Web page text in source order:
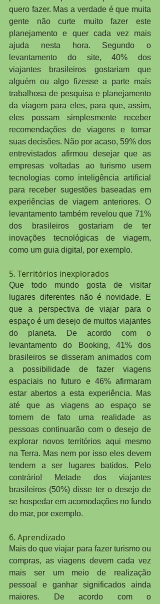
quero fazer. Mas a verdade é que muita
gente não curte muito fazer este
planejamento e quer cada vez mais
ajuda nesta hora. Segundo o
levantamento do site, 40% dos
viajantes brasileiros gostariam que
alguém ou algo fizesse a parte mais
trabalhosa de pesquisa e planejamento
da viagem para eles, para que, assim,
eles possam simplesmente receber
recomendações de viagens e tomar
suas decisões. Não por acaso, 59% dos
entrevistados afirmou desejar que as
empresas voltadas ao turismo usem
tecnologias como inteligência artificial
para receber sugestões baseadas em
experiências de viagem anteriores. O
levantamento também revelou que 71%
dos brasileiros gostariam de ter
inovações tecnológicas de viagem,
como um guia digital, por exemplo.
5. Territórios inexplorados
Que todo mundo gosta de visitar
lugares diferentes não é novidade. E
que a perspectiva de viajar para o
espaço é um desejo de muitos viajantes
do planeta. De acordo com o
levantamento do Booking, 41% dos
brasileiros se disseram animados com
a possibilidade de fazer viagens
espaciais no futuro e 46% afirmaram
estar abertos a esta experiência. Mas
até que as viagens ao espaço se
tornem de fato uma realidade as
pessoas continuarão com o desejo de
explorar novos territórios aqui mesmo
na Terra. Mas nem por isso eles devem
tendem a ser lugares batidos. Pelo
contrário! Metade dos viajantes
brasileiros (50%) disse ter o desejo de
se hospedar em acomodações no fundo
do mar, por exemplo.
6. Aprendizado
Mais do que viajar para fazer turismo ou
compras, as viagens devem cada vez
mais ser um meio de realização
pessoal e ganhar significados ainda
maiores. De acordo com o